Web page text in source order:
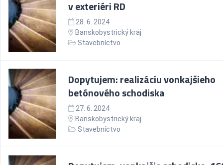
v exteriéri RD
28. 6. 2024
Banskobystrický kraj
Stavebníctvo
Dopytujem: realizáciu vonkajšieho
betónového schodiska
27. 6. 2024
Banskobystrický kraj
Stavebníctvo